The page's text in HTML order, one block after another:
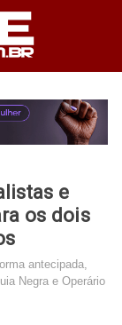
e
os dois
antecipada,
Negra e Operário